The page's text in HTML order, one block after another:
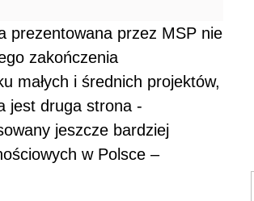
prezentowana przez MSP nie
zakończenia
małych i średnich projektów,
jest druga strona -
jeszcze bardziej
w Polsce –